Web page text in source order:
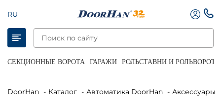
RU
СЕКЦИОННЫЕ ВОРОТА ГАРАЖИ РОЛЬСТАВНИ И РОЛЬВОРОТА
DoorHan Каталог Автоматика DoorHan